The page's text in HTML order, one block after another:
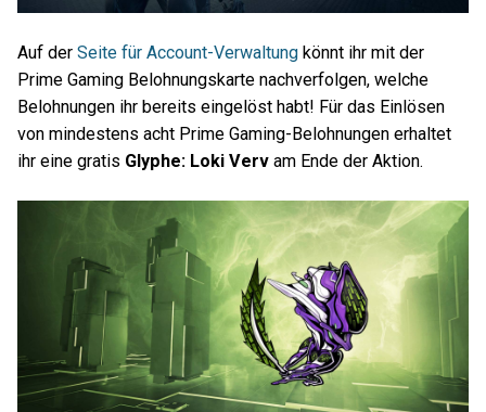
Auf der Seite für Account-Verwaltung könnt ihr mit der
Prime Gaming Belohnungskarte nachverfolgen, welche
Belohnungen ihr bereits eingelöst habt! Für das Einlösen
von mindestens acht Prime Gaming-Belohnungen erhaltet
ihr eine gratis Glyphe: Loki Verv am Ende der Aktion.